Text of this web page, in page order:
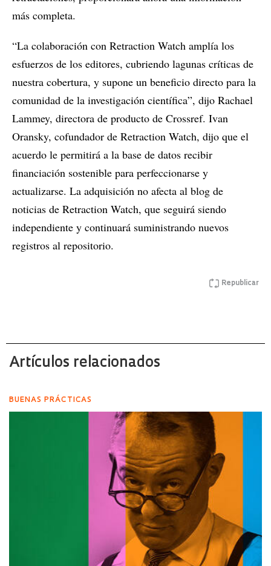
más completa.
“La colaboración con Retraction Watch amplía los
esfuerzos de los editores, cubriendo lagunas críticas de
nuestra cobertura, y supone un beneficio directo para la
comunidad de la investigación científica”, dijo Rachael
Lammey, directora de producto de Crossref. Ivan
Oransky, cofundador de Retraction Watch, dijo que el
acuerdo le permitirá a la base de datos recibir
financiación sostenible para perfeccionarse y
actualizarse. La adquisición no afecta al blog de
noticias de Retraction Watch, que seguirá siendo
independiente y continuará suministrando nuevos
registros al repositorio.
Republicar